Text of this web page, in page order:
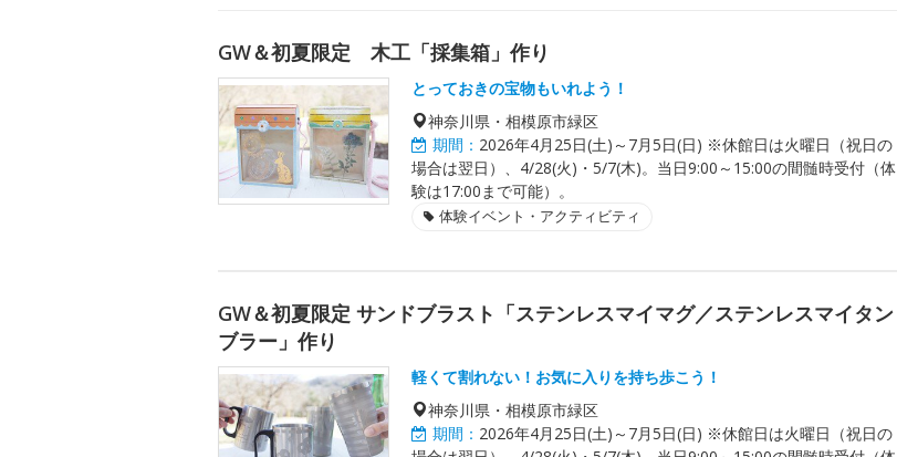
GW＆初夏限定 木工「採集箱」作り
とっておきの宝物もいれよう！
神奈川県・相模原市緑区
期間： 2026年4月25日(土)～7月5日(日) ※休館日は火曜日（祝日の
場合は翌日）、4/28(火)・5/7(木)。当日9:00～15:00の間髄時受付（体
験は17:00まで可能）。
体験イベント・アクティビティ
GW＆初夏限定 サンドブラスト「ステンレスマイマグ／ステンレスマイタン
ブラー」作り
軽くて割れない！お気に入りを持ち歩こう！
神奈川県・相模原市緑区
期間： 2026年4月25日(土)～7月5日(日) ※休館日は火曜日（祝日の